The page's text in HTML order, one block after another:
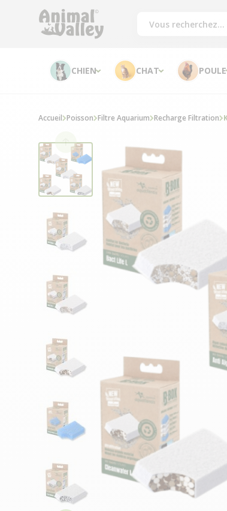
CHIEN CHAT POULE
Accueil Poisson Filtre Aquarium Recharge Filtration